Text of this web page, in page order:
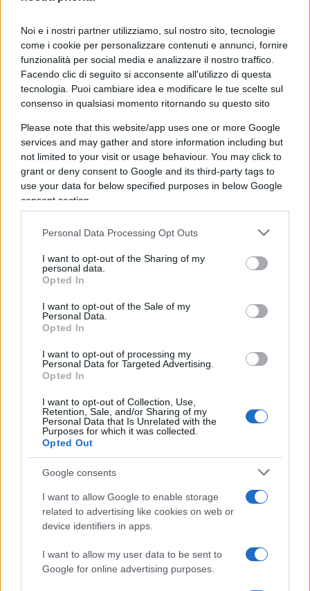
Noi e i nostri partner utilizziamo, sul nostro sito, tecnologie
come i cookie per personalizzare contenuti e annunci, fornire
funzionalità per social media e analizzare il nostro traffico.
Facendo clic di seguito si acconsente all'utilizzo di questa
tecnologia. Puoi cambiare idea e modificare le tue scelte sul
consenso in qualsiasi momento ritornando su questo sito
Please note that this website/app uses one or more Google
services and may gather and store information including but
not limited to your visit or usage behaviour. You may click to
grant or deny consent to Google and its third-party tags to
use your data for below specified purposes in below Google
consent section.
Personal Data Processing Opt Outs
I want to opt-out of the Sharing of my
personal data.
Opted In
I want to opt-out of the Sale of my
Personal Data.
Opted In
I want to opt-out of processing my
Personal Data for Targeted Advertising.
Opted In
I want to opt-out of Collection, Use,
Retention, Sale, and/or Sharing of my
Personal Data that Is Unrelated with the
Purposes for which it was collected.
Opted Out
Google consents
I want to allow Google to enable storage
related to advertising like cookies on web or
device identifiers in apps.
I want to allow my user data to be sent to
Google for online advertising purposes.
francese per la realizzazione del tunnel, convinta
che gli assalti alla Tav sia configurabili come
“sabotaggio”.
La posizione della difesa, guidata dall’avvocato
Claudio Novaro, contesta l’interpretazione della
Procura di Torino, negando l’esistenza di una vera
e propria regia criminale dietro le azioni di
Askatasuna. Secondo Novaro, si tratterebbe
condiviso con altri gruppi e individui senza una
struttura organizzativa rigida, un aspetto che, a
loro avviso, dovrebbe incidere sull’esito del
I pm hanno chiesto condanne per
carcerecomplessivi. A 16 degli attivisti è
contestata anche l’associazione a delinquere.
Dall’altra parte,Elena Chiorino, vicepresidente
della Regione Piemonte, sottolinea l’importanza
della richiesta di risarcimento come segno di una
netta condanna verso azioni illegali e violente,
soprattutto quando queste minacciano progetti
cruciali per lo sviluppo regionale e il benessere
collettivo.L’Askatasuna, per dire, è il centro
sociale dove Ilaria Salis è andata in visita non